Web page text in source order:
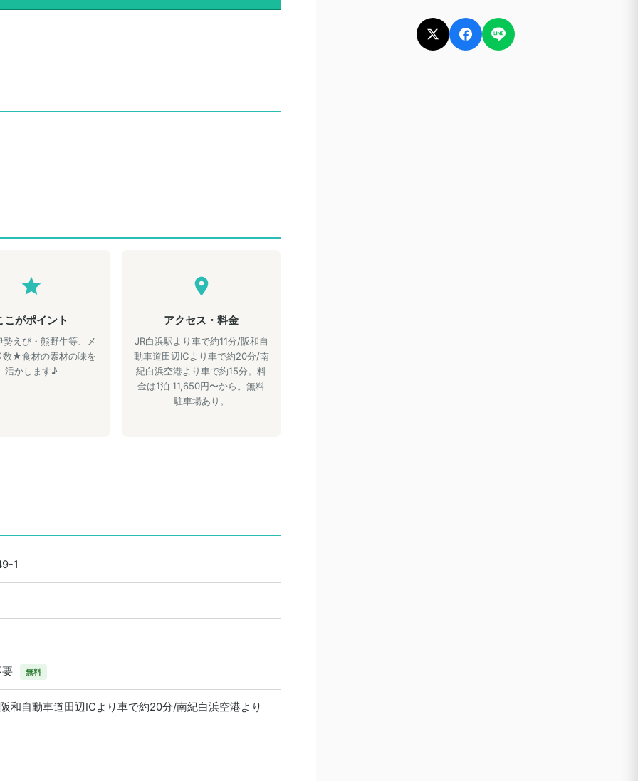
こがポイント
勢えび・熊野牛等、メ
数★食材の素材の味を
活かします♪
アクセス・料金
JR白浜駅より車で約11分/阪和自
動車道田辺ICより車で約20分/南
紀白浜空港より車で約15分。料
金は1泊 11,650円〜から。無料
駐車場あり。
1
無料
和自動車道田辺ICより車で約20分/南紀白浜空港より